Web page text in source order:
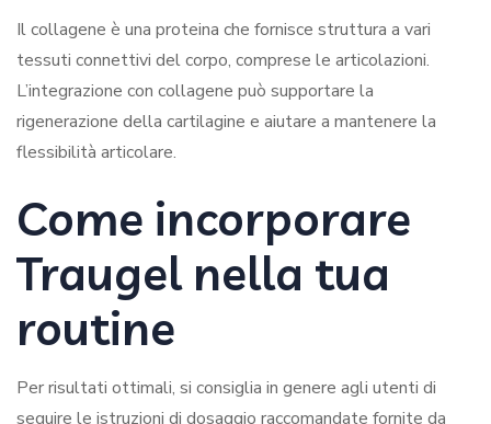
Il collagene è una proteina che fornisce struttura a vari
tessuti connettivi del corpo, comprese le articolazioni.
L’integrazione con collagene può supportare la
rigenerazione della cartilagine e aiutare a mantenere la
flessibilità articolare.
Come incorporare
Traugel nella tua
routine
Per risultati ottimali, si consiglia in genere agli utenti di
seguire le istruzioni di dosaggio raccomandate fornite da